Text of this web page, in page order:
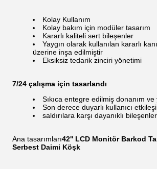
Kolay Kullanım
Kolay bakım için modüler tasarım
Kararlı kaliteli sert bileşenler
Yaygın olarak kullanılan kararlı
üzerine inşa edilmiştir
Eksiksiz tedarik zinciri yönetimi
7/24 çalışma için tasarlandı
Sıkıca entegre edilmiş donanım ve
Son derece duyarlı kullanıcı
saldırılara karşı dayanıklı bileşenler
Ana tasarımları42'' LCD Monitör Barkod
Serbest Daimi Köşk